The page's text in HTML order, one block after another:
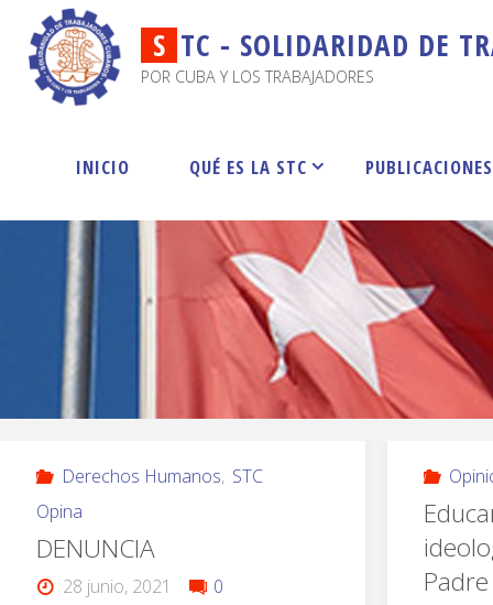
S TC - SOLIDARIDAD DE TR
POR CUBA Y LOS TRABAJADORES
INICIO QUÉ ES LA STC PUBLICACIONES
Derechos Humanos, STC
Opina
DENUNCIA
28 junio, 2021 0